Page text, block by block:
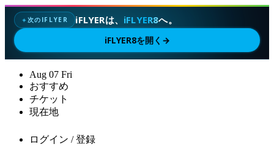
✦次のIFLYER iFLYERは、 iFLYER8へ。
iFLYER8を開く →
Aug 07 Fri
おすすめ
チケット
現在地
ログイン / 登録